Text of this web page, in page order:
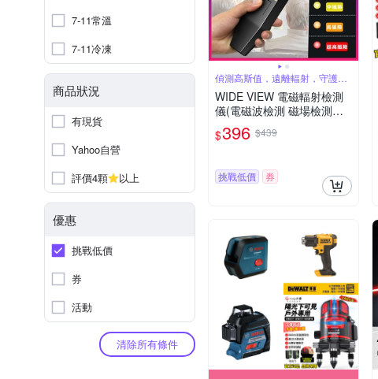
7-11常溫
7-11冷凍
商品狀況
有現貨
Yahoo自營
評價4顆
以上
優惠
挑戰低價
券
活動
清除所有條件
偵測高斯值，遠離輻射，守護健
康
WIDE VIEW 電磁輻射檢測
儀(電磁波檢測 磁場檢測儀
電磁波測試儀 電磁波感應器
電磁感應/K2)
$396 $439
挑戰低價 券